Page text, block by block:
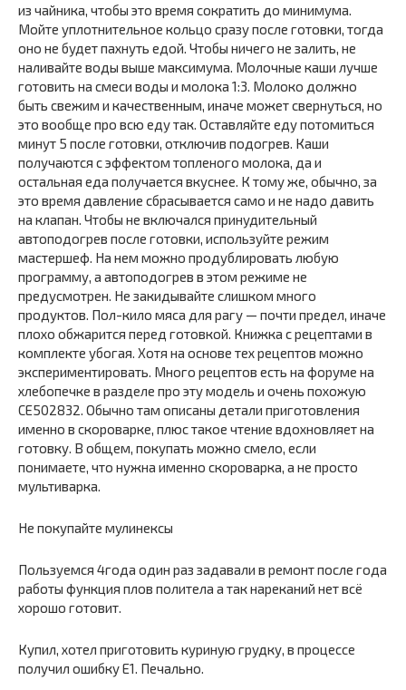
из чайника, чтобы это время сократить до минимума.
Мойте уплотнительное кольцо сразу после готовки, тогда
оно не будет пахнуть едой. Чтобы ничего не залить, не
наливайте воды выше максимума. Молочные каши лучше
готовить на смеси воды и молока 1:3. Молоко должно
быть свежим и качественным, иначе может свернуться, но
это вообще про всю еду так. Оставляйте еду потомиться
минут 5 после готовки, отключив подогрев. Каши
получаются с эффектом топленого молока, да и
остальная еда получается вкуснее. К тому же, обычно, за
это время давление сбрасывается само и не надо давить
на клапан. Чтобы не включался принудительный
автоподогрев после готовки, используйте режим
мастершеф. На нем можно продублировать любую
программу, а автоподогрев в этом режиме не
предусмотрен. Не закидывайте слишком много
продуктов. Пол-кило мяса для рагу — почти предел, иначе
плохо обжарится перед готовкой. Книжка с рецептами в
комплекте убогая. Хотя на основе тех рецептов можно
экспериментировать. Много рецептов есть на форуме на
хлебопечке в разделе про эту модель и очень похожую
CE502832. Обычно там описаны детали приготовления
именно в скороварке, плюс такое чтение вдохновляет на
готовку. В общем, покупать можно смело, если
понимаете, что нужна именно скороварка, а не просто
мультиварка.
Не покупайте мулинексы
Пользуемся 4года один раз задавали в ремонт после года
работы функция плов политела а так нареканий нет всё
хорошо готовит.
Купил, хотел приготовить куриную грудку, в процессе
получил ошибку Е1. Печально.